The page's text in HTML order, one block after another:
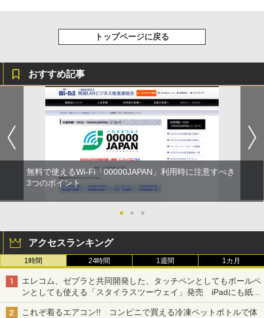
トップページに戻る
おすすめ記事
無料で使えるWi-Fi「00000JAPAN」利用時に注意すべき
3つのポイント
● ● ●
アクセスランキング
1時間 24時間 1週間 1カ月
エレコム、ゼブラと共同開発した、タッチペンとしてもボールペ
ンとしても使える「スタイラスツーウェイ」発売 iPadにも紙に
も、持ち替えずに書き込める
これぞ着るエアコン!! コンビニで買える冷凍ペットボトルで体